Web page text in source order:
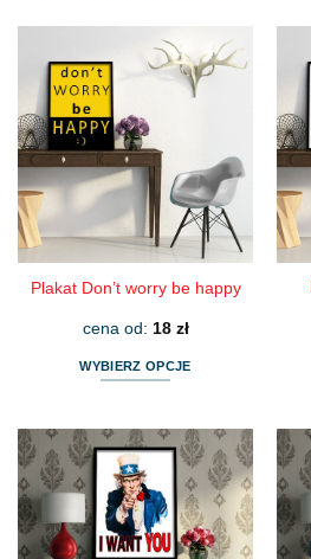
Plakat Don’t worry be happy
cena od: 18 zł
WYBIERZ OPCJE
ma
wiele
wariantów.
Opcje
można